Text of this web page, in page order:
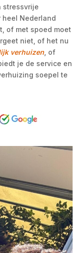
stressvrije
Nederland
of met spoed moet
niet, of het nu
verhuizen , of
je de service en
soepel te